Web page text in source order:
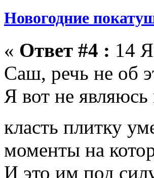
Новогодние
« Ответ #4 : 14
Саш, речь не об
Я вот не
класть плитку
моменты на
И это им под